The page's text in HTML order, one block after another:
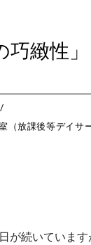
巧緻性
（放課後等デイサ
が続いていま